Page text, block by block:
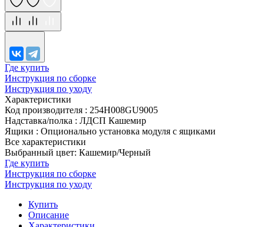
Где купить
Инструкция по сборке
Инструкция по уходу
Характеристики
Код производителя : 254H008GU9005
Надставка/полка : ЛДСП Кашемир
Ящики : Опционально установка модуля с ящиками
Все характеристики
Выбранный цвет: Кашемир/Черный
Где купить
Инструкция по сборке
Инструкция по уходу
Купить
Описание